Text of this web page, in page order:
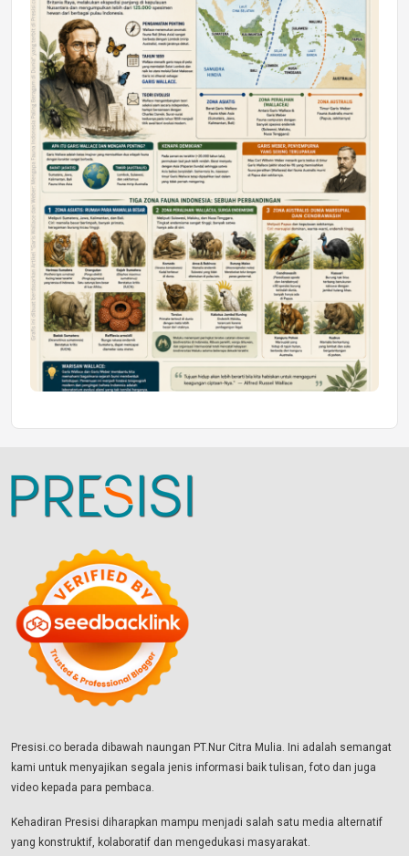
DAERAH
Astra Motor Kalimantan Timur 2 Dukung
Mahasiswa Samarinda dalam Astra
Honda SDGs Future Leaders 2026
Jumat, 10 Jul 2026 19:01
Presisi.co berada dibawah naungan PT.Nur Citra Mulia. Ini adalah semangat
kami untuk menyajikan segala jenis informasi baik tulisan, foto dan juga
video kepada para pembaca.
Kehadiran Presisi diharapkan mampu menjadi salah satu media alternatif
yang konstruktif, kolaboratif dan mengedukasi masyarakat.